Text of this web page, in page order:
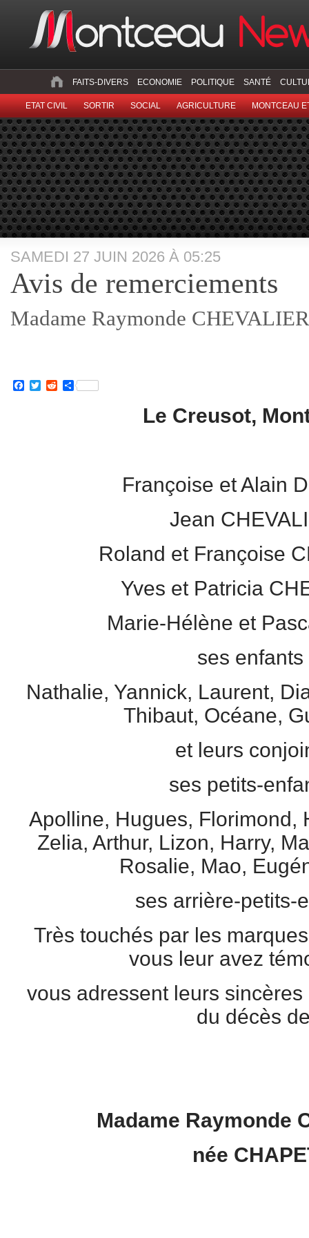
FAITS-DIVERS ECONOMIE POLITIQUE SANTÉ
ETAT CIVIL SORTIR SOCIAL AGRICULTURE MONTCEAU
SAMEDI 27 JUIN 2026 À 05:25
Avis de remerciements
Madame Raymonde
Facebook
TwitterRedditPartager
Le Creusot,
Françoise et Alain
Jean
Roland et Françoise
Yves et Patricia
Marie-Hélène et
ses enfants
Nathalie, Yannick, Laurent,
Thibaut, Océane,
et leurs
ses petits-
Apolline, Hugues, Florimond,
Zelia, Arthur, Lizon, Harry,
Rosalie, Mao,
ses arrière-petits-
Très touchés par les
vous leur avez
vous adressent leurs
du décès
Madame Raymonde
née